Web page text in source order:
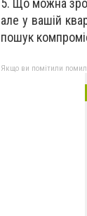
5. Що можна
але у вашій
пошук
Якщо ви помітили